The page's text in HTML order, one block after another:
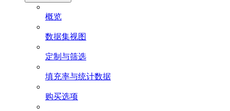
概览
数据集视图
定制与筛选
填充率与统计数据
购买选项